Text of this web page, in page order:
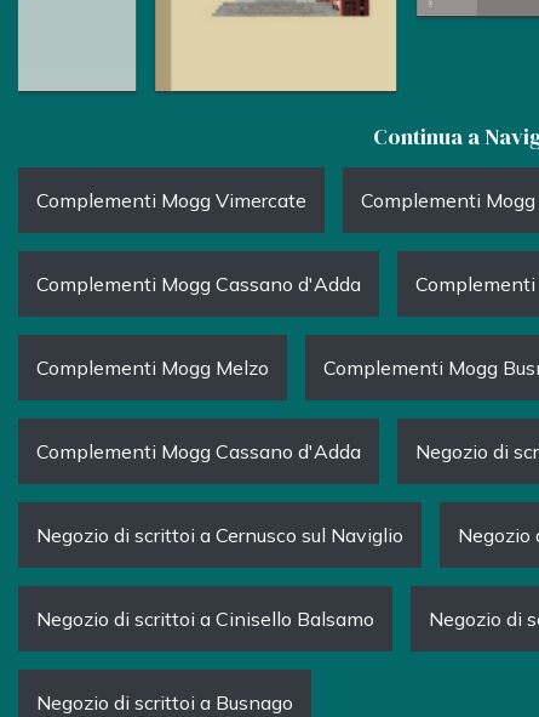
Continua a
Complementi Mogg Vimercate Complementi
Complementi Mogg Cassano d'Adda
Complementi Mogg Melzo Complementi Mogg
Complementi Mogg Cassano d'Adda Negozio di
Negozio di scrittoi a Cernusco sul Naviglio Negozio
Negozio di scrittoi a Cinisello Balsamo Negozio di
Negozio di scrittoi a Busnago